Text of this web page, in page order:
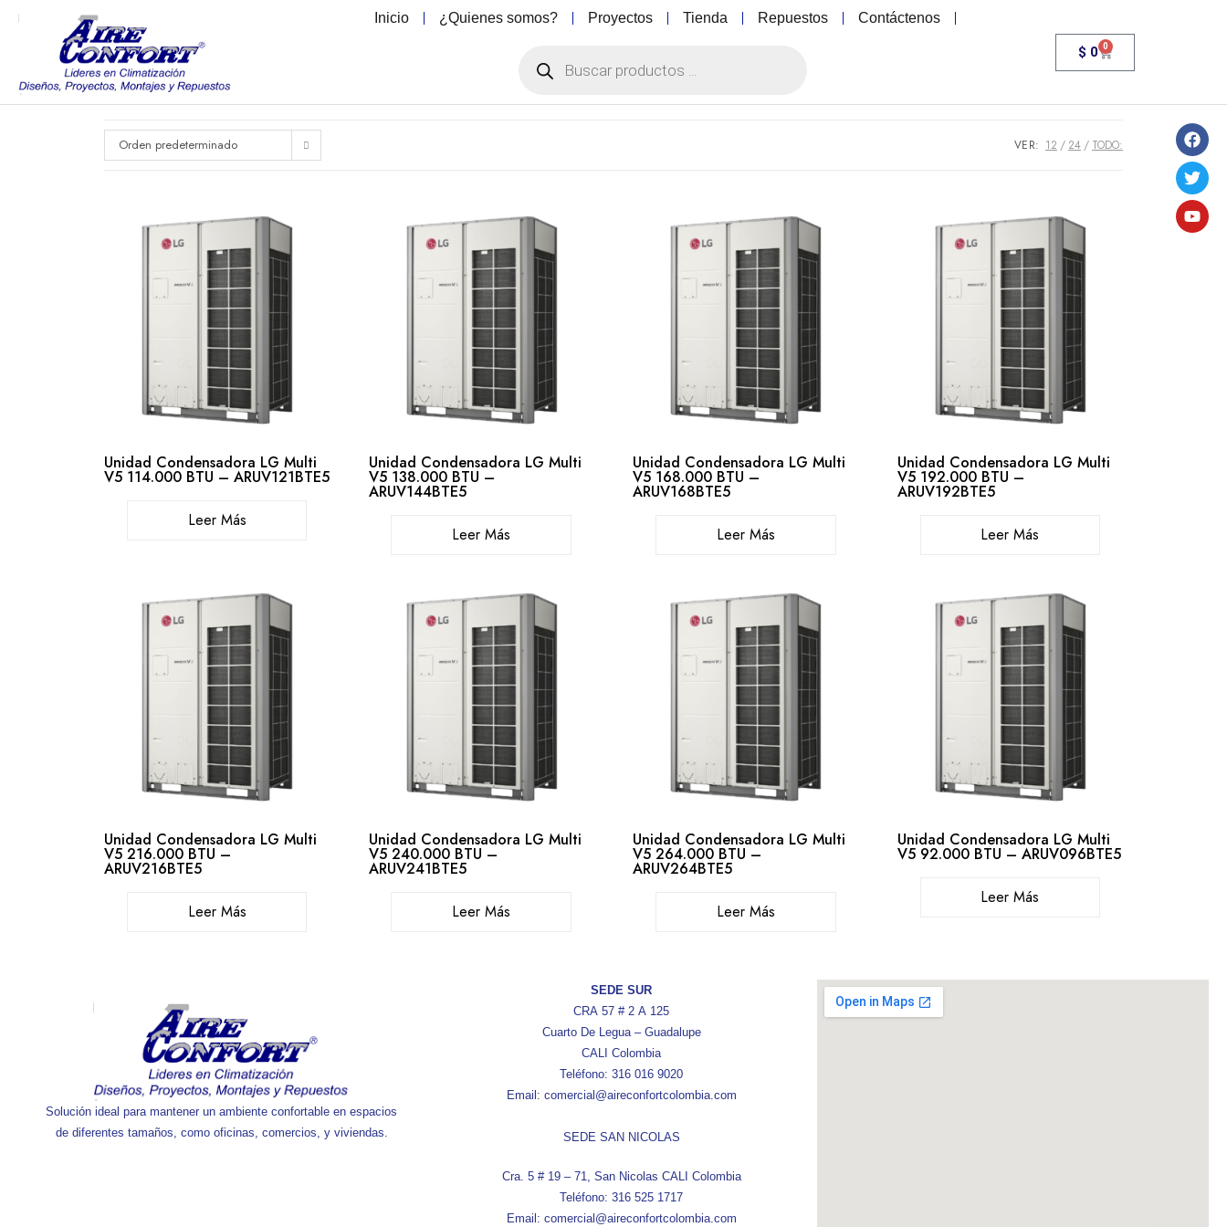
Inicio ¿Quienes somos? Proyectos Tienda Repuestos Contáctenos
$ 0 0
Orden predeterminado VER: 12 24 TODO:
Unidad Condensadora LG Multi
V5 114.000 BTU – ARUV121BTE5
Leer Más
Unidad Condensadora LG Multi
V5 138.000 BTU –
ARUV144BTE5
Leer Más
Unidad Condensadora LG Multi
V5 168.000 BTU –
ARUV168BTE5
Leer Más
Unidad Condensadora LG Multi
V5 192.000 BTU –
ARUV192BTE5
Leer Más
Unidad Condensadora LG Multi
V5 216.000 BTU –
ARUV216BTE5
Leer Más
Unidad Condensadora LG Multi
V5 240.000 BTU –
ARUV241BTE5
Leer Más
Unidad Condensadora LG Multi
V5 264.000 BTU –
ARUV264BTE5
Leer Más
Unidad Condensadora LG Multi
V5 92.000 BTU – ARUV096BTE5
Leer Más
Solución ideal para mantener un ambiente confortable en espacios
de diferentes tamaños, como oficinas, comercios, y viviendas.
SEDE SUR
CRA 57 # 2 A 125
Cuarto De Legua – Guadalupe
CALI Colombia
Teléfono: 316 016 9020
Email: comercial@aireconfortcolombia.com
SEDE SAN NICOLAS
Cra. 5 # 19 – 71, San Nicolas CALI Colombia
Teléfono: 316 525 1717
Email: comercial@aireconfortcolombia.com